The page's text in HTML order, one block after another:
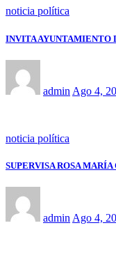
noticia política
INVITA AYUNTAMIENTO
admin Ago 4,
noticia política
SUPERVISA ROSA
admin Ago 4,